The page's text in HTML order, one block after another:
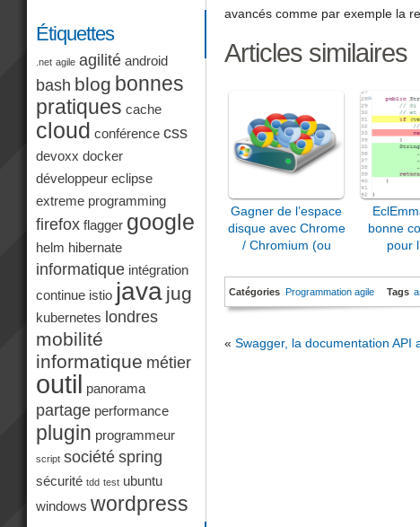
avancés comme par exemple la
Articles similaires
Gagner de l’espace
disque avec Chrome
/ Chromium (ou
perdre…)
bonne
pour
Catégories Programmation agile Tags
«Swagger, la documentation API
Étiquettes
.net agile agilité android
bash blog bonnes
pratiques cache
cloud conférence css
devoxx docker
développeur eclipse
extreme programming
firefox flagger google
helm hibernate
informatique intégration
continue istio java jug
kubernetes londres
mobilité
informatique métier
outil panorama
partage performance
plugin programmeur
script société spring
sécurité tdd test ubuntu
windows wordpress